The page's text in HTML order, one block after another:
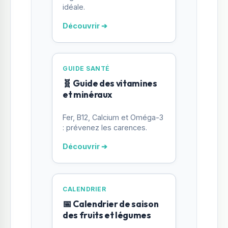
idéale.
Découvrir ➔
GUIDE SANTÉ
🧬 Guide des vitamines
et minéraux
Fer, B12, Calcium et Oméga-3
: prévenez les carences.
Découvrir ➔
CALENDRIER
📅 Calendrier de saison
des fruits et légumes